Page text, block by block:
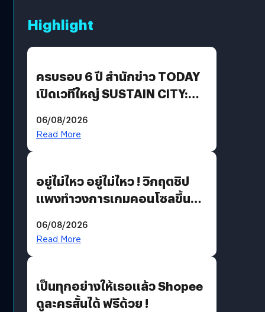
Highlight
ครบรอบ 6 ปี สำนักข่าว TODAY
เปิดเวทีใหญ่ SUSTAIN CITY:
แนวทางปรับตัวสู่เศรษฐกิจสี
06/08/2026
Read More
อยู่ไม่ไหว อยู่ไม่ไหว ! วิกฤตชิป
แพงทำวงการเกมคอนโซลขึ้น
?
06/08/2026
Read More
เป็นทุกอย่างให้เธอแล้ว Shopee
ดูละครสั้นได้ ฟรีด้วย !